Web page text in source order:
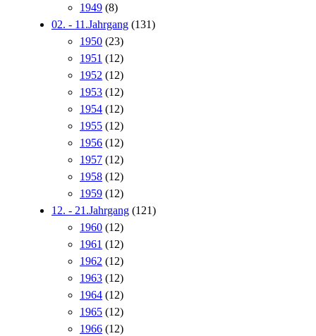
1949 (8)
02. - 11.Jahrgang (131)
1950 (23)
1951 (12)
1952 (12)
1953 (12)
1954 (12)
1955 (12)
1956 (12)
1957 (12)
1958 (12)
1959 (12)
12. - 21.Jahrgang (121)
1960 (12)
1961 (12)
1962 (12)
1963 (12)
1964 (12)
1965 (12)
1966 (12)